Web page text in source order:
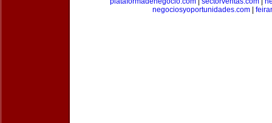
negociosyoportunidades.com